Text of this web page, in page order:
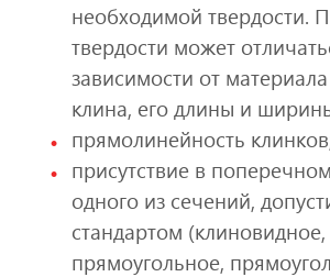
необходимой твердости.
твердости может
зависимости от
клина, его длины и
прямолинейность
присутствие в
одного из сечений,
стандартом (клиновидное,
прямоугольное,